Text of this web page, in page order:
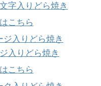
字入りどら焼き
入りどら焼き